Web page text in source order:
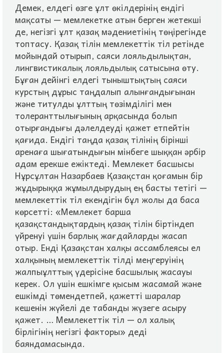
Демек, елдегi өзге ұлт өкiлдерiнiң ендiгi
мақсаты — мемлекетке атын берген жетекшi
де, негiзгi ұлт қазақ мәдениетiнiң төңiрегiнде
топтасу. Қазақ тiлiн мемлекеттiк тiл ретiнде
мойындай отырып, саяси лояльдылықтан,
лингвистикалық лояльдылық сатысына өту.
Бұған дейiнгi елдегi тыныштықтың саяси
курстың дұрыс таңдалып алынғандығынан
және титулды ұлттың төзiмдiлiгi мен
толеранттылығының арқасында болып
отырғандығы дәлелдеудi қажет етпейтiн
қағида. Ендiгi таңда қазақ тiлiнiң бiрiншi
аренаға шығатындығын мiнбеге шыққан әрбiр
адам ерекше ежiктедi. Мемлекет басшысы
Нұрсұлтан Назарбаев Қазақстан қоғамын бiр
жұдырыққа жұмылдырудың ең басты тетiгi —
мемлекеттiк тiл екендiгiн бұл жолы да баса
көрсеттi: «Мемлекет барша
қазақстандықтардың қазақ тiлiн бiртiндеп
үйренуi үшiн барлық жағдайларды жасап
отыр. Ендi Қазақстан халқы ассамблеясы ел
халқының мемлекеттiк тiлдi меңгеруiнiң
жалпыұлттық үдерiсiне басшылық жасауы
керек. Ол үшiн ешкiмге қысым жасамай және
ешкiмдi төмендетпей, қажеттi шаралар
кешенiн жүйелi де табанды жүзеге асыру
қажет. … Мемлекеттiк тiл — ол халық
бiрлiгiнiң негiзгi факторы» дедi
баяндамасында.